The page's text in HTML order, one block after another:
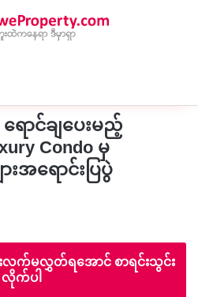
ရောင်ချပေးမည့်
Condo မှ
းအရောင်းပြပွဲ
က်မလွှတ်ရအောင် စာရင်းသွင်း
လိုက်ပါ